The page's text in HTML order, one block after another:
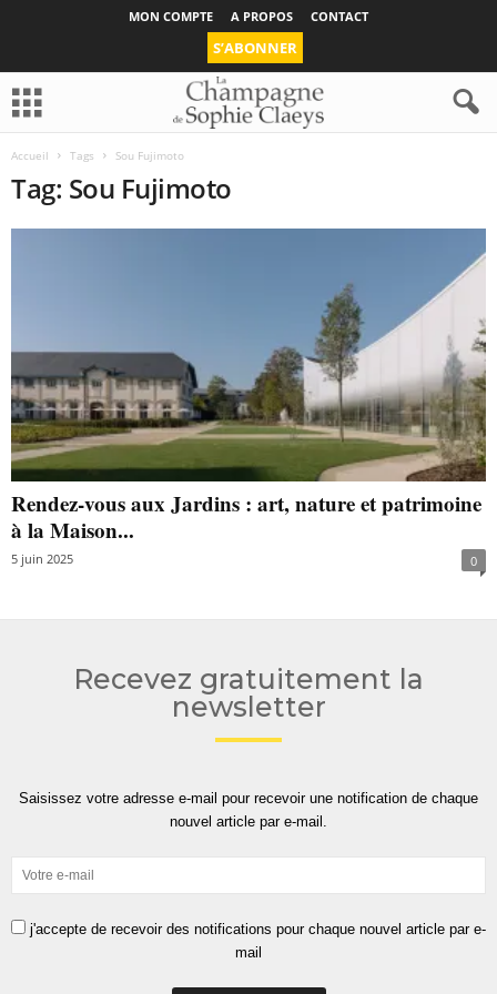
MON COMPTE A PROPOS CONTACT
S’ABONNER
Accueil Tags Sou Fujimoto
Tag: Sou Fujimoto
Rendez-vous aux Jardins : art, nature et patrimoine
à la Maison...
5 juin 2025 0
Recevez gratuitement la
newsletter
Saisissez votre adresse e-mail pour recevoir une notification de chaque
nouvel article par e-mail.
j'accepte de recevoir des notifications pour chaque nouvel article par e-
mail